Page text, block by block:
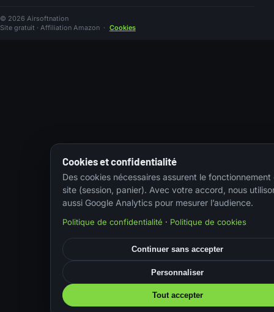
© 2026 Airsoftnation
Site gratuit · Affiliation Amazon · Cookies
Cookies et confidentialité
Des cookies nécessaires assurent le fonctionnement
site (session, panier). Avec votre accord, nous
aussi Google Analytics pour mesurer l’audience.
Politique de confidentialité · Politique de cookies
Continuer sans accepter
Personnaliser
Tout accepter